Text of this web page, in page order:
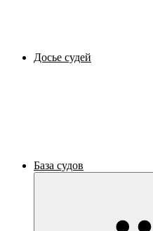
Досье судей
База судов